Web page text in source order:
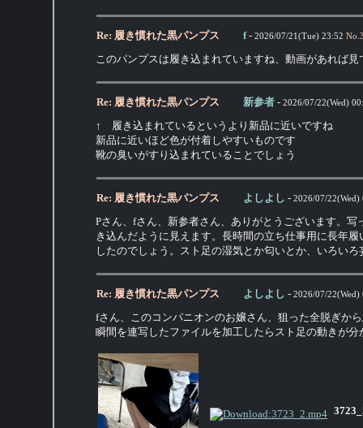
Re: 履き慣れた黒パンプス f- 2026/07/21(Tue) 23:52 No.
このパンプスは履き込まれていますね、動画があれば
Re: 履き慣れた黒パンプス 新参者 - 2026/07/22(Wed)
↑ 履き込まれているというより新品に近いですね
新品に近いほど色が付着しやすいものです
靴の臭いがすり込まれていることでしょう
Re: 履き慣れた黒パンプス よしよし - 2026/07/22(Wed)
Pさん、fさん、新参者さん、ありがとうございます。
き込んだように見えます。長時間の立ち仕事用に長年
したのでしょう。スト足の湿気とか匂いとか、いろい
Re: 履き慣れた黒パンプス よしよし - 2026/07/22(Wed)
fさん、このコンパニオンのお嬢さん、狙った全脱ぎか
瞬間を連写したファイルを加工したらスト足の動きが